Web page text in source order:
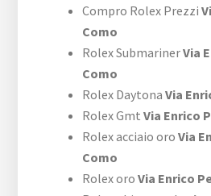
Compro Rolex Prezzi
Como
Rolex SubmarinerVia
Como
Rolex Daytona Via
Rolex Gmt Via Enrico
Rolex acciaio oro Via
Como
Rolex oro Via Enrico